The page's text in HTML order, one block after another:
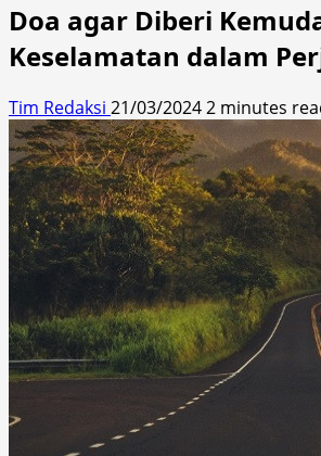
Doa agar Diberi
Keselamatan dalam
Tim Redaksi 21/03/20242 minutes